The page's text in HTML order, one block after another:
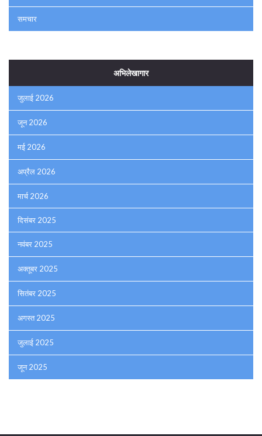
समचार
अभिलेखागार
जुलाई 2026
जून 2026
मई 2026
अप्रैल 2026
मार्च 2026
दिसंबर 2025
नवंबर 2025
अक्तूबर 2025
सितंबर 2025
अगस्त 2025
जुलाई 2025
जून 2025